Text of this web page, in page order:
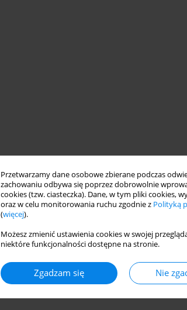
Przetwarzamy dane osobowe zbierane podczas
zachowaniu odbywa się poprzez dobrowolnie
cookies (tzw. ciasteczka). Dane, w tym pliki cookies,
oraz w celu monitorowania ruchu zgodnie z Polityką
(więcej).
Możesz zmienić ustawienia cookies w swojej
niektóre funkcjonalności dostępne na stronie.
Zgadzam się Nie